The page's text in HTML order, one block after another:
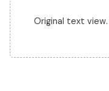
Original text